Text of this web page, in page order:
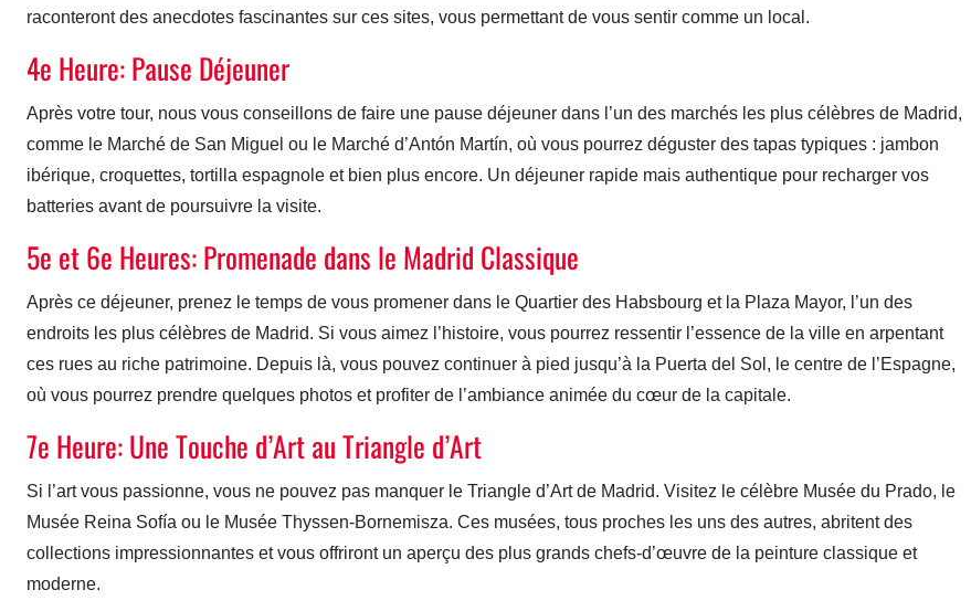
raconteront des anecdotes fascinantes sur ces sites, vous permettant de vous sentir comme un local.
4e Heure: Pause Déjeuner
Après votre tour, nous vous conseillons de faire une pause déjeuner dans l’un des marchés les plus célèbres de Madrid,
comme le Marché de San Miguel ou le Marché d’Antón Martín, où vous pourrez déguster des tapas typiques : jambon
ibérique, croquettes, tortilla espagnole et bien plus encore. Un déjeuner rapide mais authentique pour recharger vos
batteries avant de poursuivre la visite.
5e et 6e Heures: Promenade dans le Madrid Classique
Après ce déjeuner, prenez le temps de vous promener dans le Quartier des Habsbourg et la Plaza Mayor, l’un des
endroits les plus célèbres de Madrid. Si vous aimez l’histoire, vous pourrez ressentir l’essence de la ville en arpentant
ces rues au riche patrimoine. Depuis là, vous pouvez continuer à pied jusqu’à la Puerta del Sol, le centre de l’Espagne,
où vous pourrez prendre quelques photos et profiter de l’ambiance animée du cœur de la capitale.
7e Heure: Une Touche d’Art au Triangle d’Art
Si l’art vous passionne, vous ne pouvez pas manquer le Triangle d’Art de Madrid. Visitez le célèbre Musée du Prado, le
Musée Reina Sofía ou le Musée Thyssen-Bornemisza. Ces musées, tous proches les uns des autres, abritent des
collections impressionnantes et vous offriront un aperçu des plus grands chefs-d’œuvre de la peinture classique et
moderne.